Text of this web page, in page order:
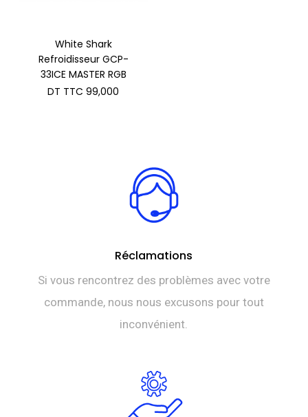
White Shark
Refroidisseur GCP-
33ICE MASTER RGB
DT TTC 99,000
Réclamations
Si vous rencontrez des problèmes avec votre
commande, nous nous excusons pour tout
inconvénient.